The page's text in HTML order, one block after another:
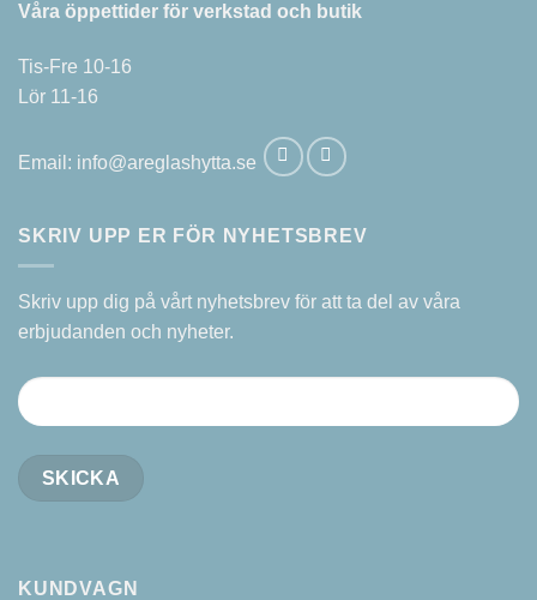
Våra öppettider för verkstad och butik
Tis-Fre 10-16
Lör 11-16
Email: info@areglashytta.se
SKRIV UPP ER FÖR NYHETSBREV
Skriv upp dig på vårt nyhetsbrev för att ta del av våra
erbjudanden och nyheter.
KUNDVAGN